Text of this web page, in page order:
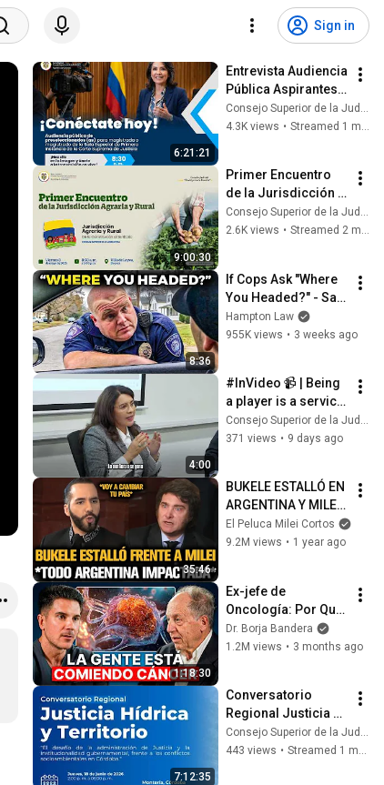
Sign in
6:21:21
Entrevista Audiencia
Pública Aspirantes
Sala Especial de
Primera Instancia
Consejo Superior de la Judicatura
4.3K views • Streamed 1 month ago
9:00:30
Primer Encuentro
de la Jurisdicción
Agraria y Rural: 'De
la Constitución al
Consejo Superior de la Judicatura
2.6K views • Streamed 2 months ago
8:36
If Cops Ask "Where
You Headed?" - Say
THIS (Simple
Phrase)
Hampton Law
955K views • 3 weeks ago
4:00
#InVideo 📹 | Being
a player is a service
vocation 👩🏻‍⚖️👨🏽‍⚖️
Consejo Superior de la Judicatura
371 views • 9 days ago
35:46
BUKELE ESTALLÓ EN
ARGENTINA Y MILEI
QUEDÓ IMPACTADO
El Peluca Milei Cortos
9.2M views • 1 year ago
1:18:30
Ex-jefe de
Oncología: Por Qué
España Tiene Tantos
Casos de Cáncer (la
Dr. Borja Bandera
1.2M views • 3 months ago
7:12:35
Conversatorio
Regional Justicia
Hídrica y Territorio
Consejo Superior de la Judicatura
443 views • Streamed 1 month ago